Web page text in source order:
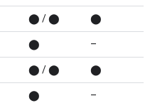
⬤ / ⬤ ⬤
⬤ –
⬤ / ⬤ ⬤
⬤ –